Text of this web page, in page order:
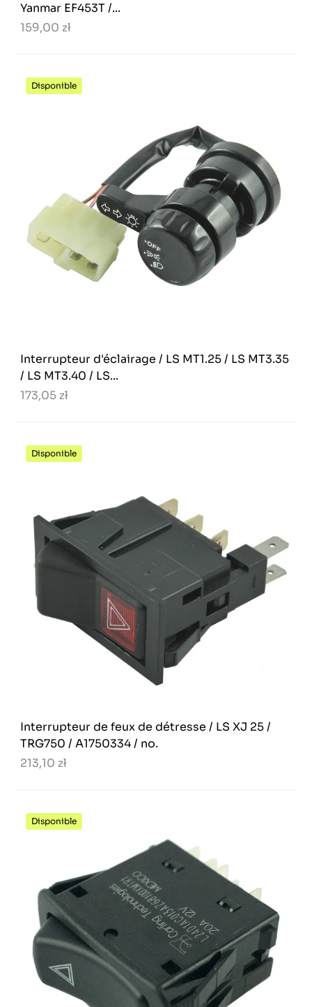
Yanmar EF453T /...
159,00 zł
Disponible
Interrupteur d'éclairage / LS MT1.25 / LS MT3.35
/ LS MT3.40 / LS...
173,05 zł
Disponible
Interrupteur de feux de détresse / LS XJ 25 /
TRG750 / A1750334 / no.
213,10 zł
Disponible